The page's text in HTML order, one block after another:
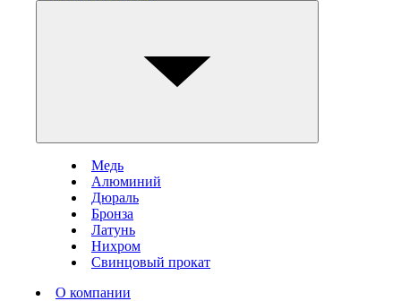
Медь
Алюминий
Дюраль
Бронза
Латунь
Нихром
Свинцовый прокат
О компании